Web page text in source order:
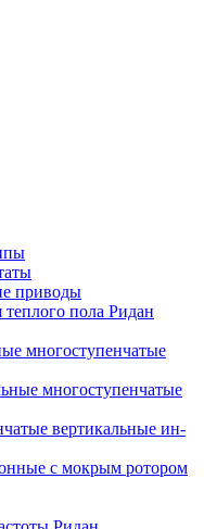
приводы
пола Ридан
многоступенчатые
многоступенчатые
вертикальные ин-
с мокрым ротором